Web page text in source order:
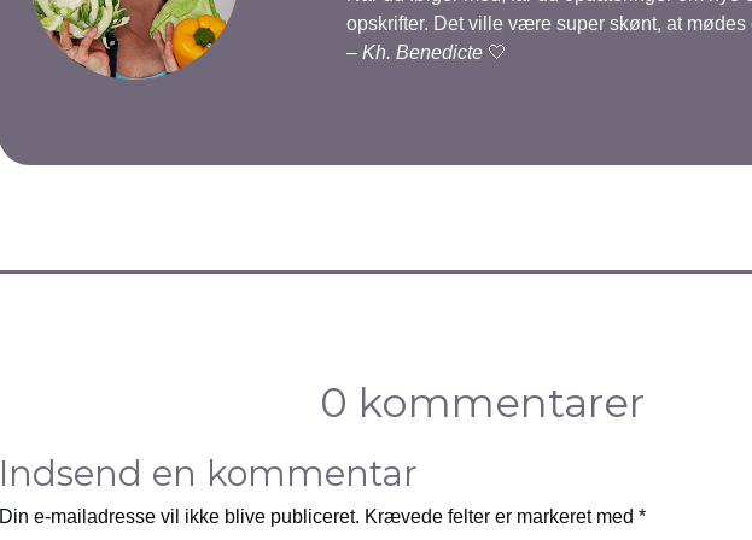
opskrifter. Det ville være super skønt, at mødes
– Kh. Benedicte 🤍
0 kommentarer
Indsend en kommentar
Din e-mailadresse vil ikke blive publiceret. Krævede felter er markeret med *